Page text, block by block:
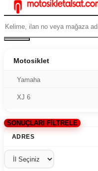
Motosiklet
Yamaha
XJ 6
SONUÇLARI FİLTRELE
ADRES